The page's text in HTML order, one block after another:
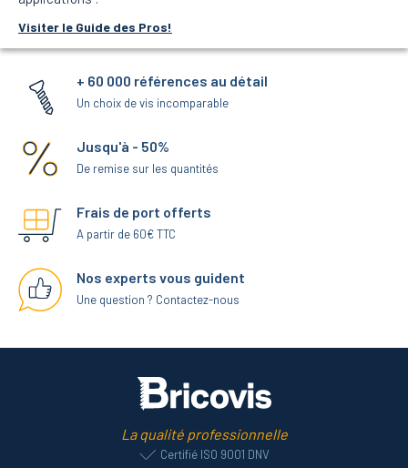
Visiter le Guide des Pros!
+ 60 000 références au détail
Un choix de vis incomparable
Jusqu'à - 50%
De remise sur les quantités
Frais de port offerts
A partir de 60€ TTC
Nos experts vous guident
Une question ? Contactez-nous
La qualité professionnelle
Certifié ISO 9001 DNV